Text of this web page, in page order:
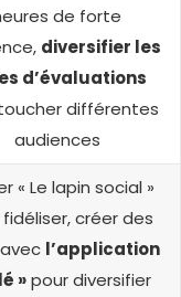
de forte
diversifier les
d’évaluations
différentes
audiences
« Le lapin social »
créer des
l’application
»pour diversifier